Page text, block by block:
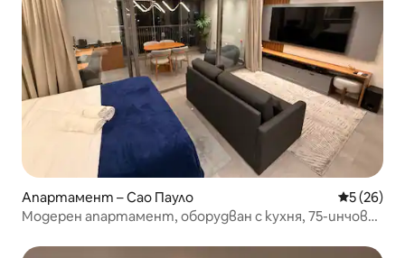
Апартамент – Сао Пауло Средна
5 (26)
Модерен апартамент, оборудван с кухня, 75-инчов